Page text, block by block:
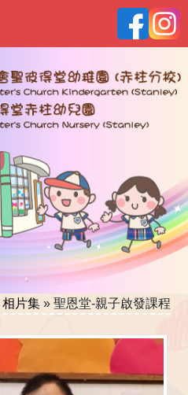
相片集» 聖恩堂-親子啟發課程